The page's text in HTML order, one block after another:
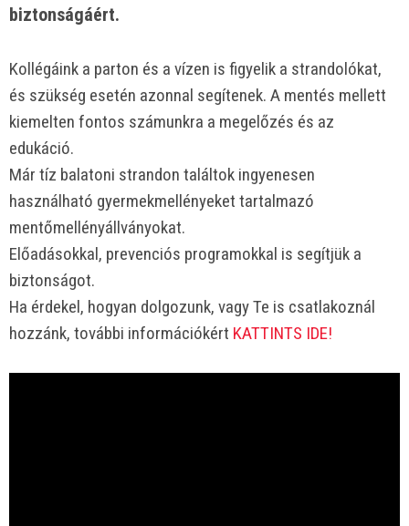
biztonságáért.
Kollégáink a parton és a vízen is figyelik a strandolókat,
és szükség esetén azonnal segítenek. A mentés mellett
kiemelten fontos számunkra a megelőzés és az
edukáció.
Már tíz balatoni strandon találtok ingyenesen
használható gyermekmellényeket tartalmazó
mentőmellényállványokat.
Előadásokkal, prevenciós programokkal is segítjük a
biztonságot.
Ha érdekel, hogyan dolgozunk, vagy Te is csatlakoznál
hozzánk, további információkért KATTINTS IDE!